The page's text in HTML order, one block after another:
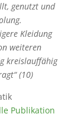
genutzt und
Kleidung
weiteren
kreislauffähig
(10)
Publikation